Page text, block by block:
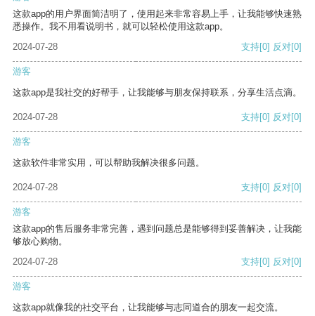
这款app的用户界面简洁明了，使用起来非常容易上手，让我能够快速熟
悉操作。我不用看说明书，就可以轻松使用这款app。
2024-07-28
支持[0] 反对[0]
游客
这款app是我社交的好帮手，让我能够与朋友保持联系，分享生活点滴。
2024-07-28 支持[0] 反对[0]
游客
这款软件非常实用，可以帮助我解决很多问题。
2024-07-28 支持[0] 反对[0]
游客
这款app的售后服务非常完善，遇到问题总是能够得到妥善解决，让我能
够放心购物。
2024-07-28
支持[0] 反对[0]
游客
这款app就像我的社交平台，让我能够与志同道合的朋友一起交流。